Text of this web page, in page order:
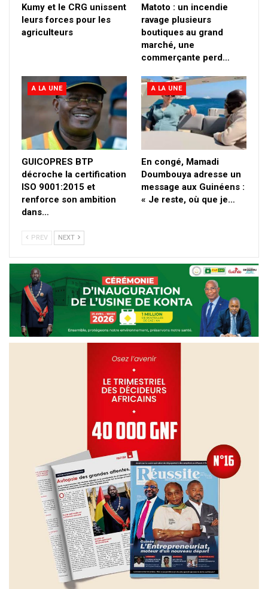
Kumy et le CRG unissent
leurs forces pour les
agriculteurs
Matoto : un incendie
ravage plusieurs
boutiques au grand
marché, une
commerçante perd…
A LA UNE
GUICOPRES BTP
décroche la certification
ISO 9001:2015 et
renforce son ambition
dans…
A LA UNE
En congé, Mamadi
Doumbouya adresse un
message aux Guinéens :
« Je reste, où que je…
PREV NEXT